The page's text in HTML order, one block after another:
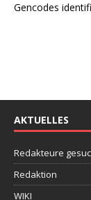
Gencodes
AKTUELLES
Redakteure
Redaktion
WIKI